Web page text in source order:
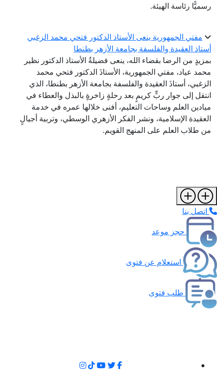
رسميًّا رئاسة الهيئة.
مفتي الجمهورية ينعى الأستاذ الدكتور فتحي محمد الزغبي
أستاذ العقيدة والفلسفة بجامعة الأزهر بطنطا
بمزيدٍ من الرضا بقضاء الله، ينعى فضيلةُ الأستاذ الدكتور نظير
محمد عياد، مفتي الجمهورية، الأستاذَ الدكتور فتحي محمد
الزغبي، أستاذَ العقيدة والفلسفة بجامعة الأزهر بطنطا، الذي
انتقل إلى جوار ربٍّ كريمٍ بعد رحلةٍ زاخرةٍ بالبذل والعطاء في
ميادين العلم وساحات التعليم، أفنى خلالها عمره في خدمة
العقيدة الإسلامية، ونشر الفكر الأزهري الوسطي، وتربية أجيالٍ
من طلاب العلم على المنهج القويم.
اتصل بنا
حجز موعد
استعلام عن فتوى
طلب فتوى